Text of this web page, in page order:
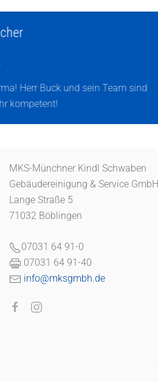
MKS-Münchner Kindl Schwaben
Gebäudereinigung & Service GmbH
Lange Straße 5
71032 Böblingen
07031 64 91-0
07031 64 91-40
info@mksgmbh.de